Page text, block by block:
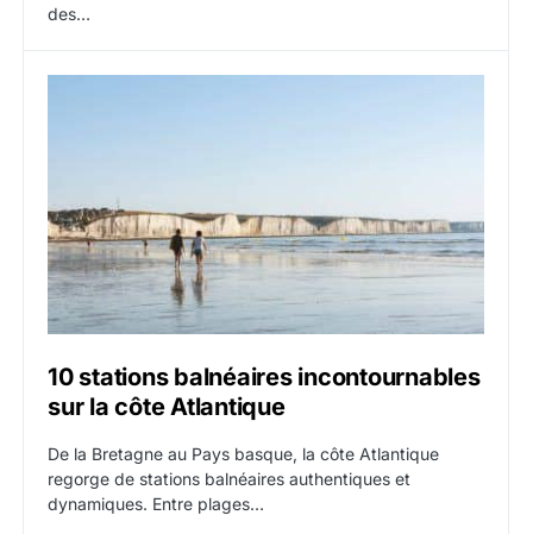
des…
10 stations balnéaires incontournables
sur la côte Atlantique
De la Bretagne au Pays basque, la côte Atlantique
regorge de stations balnéaires authentiques et
dynamiques. Entre plages…